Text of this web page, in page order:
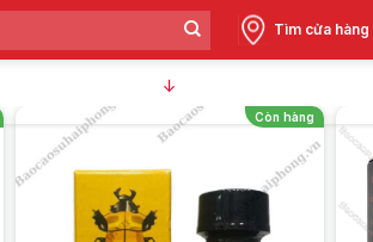
Tìm cửa hàng
↓
Còn hàng